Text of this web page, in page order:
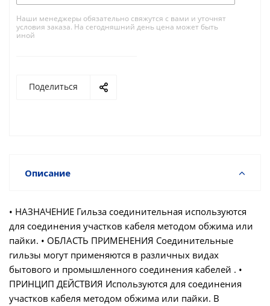
Наши менеджеры обязательно свяжутся с вами и уточнят
условия заказа. На сегодняшний день цена может быть
иной
Поделиться
Описание
• НАЗНАЧЕНИЕ Гильза соединительная используются
для соединения участков кабеля методом обжима или
пайки. • ОБЛАСТЬ ПРИМЕНЕНИЯ Соединительные
гильзы могут применяются в различных видах
бытового и промышленного соединения кабелей . •
ПРИНЦИП ДЕЙСТВИЯ Используются для соединения
участков кабеля методом обжима или пайки. В